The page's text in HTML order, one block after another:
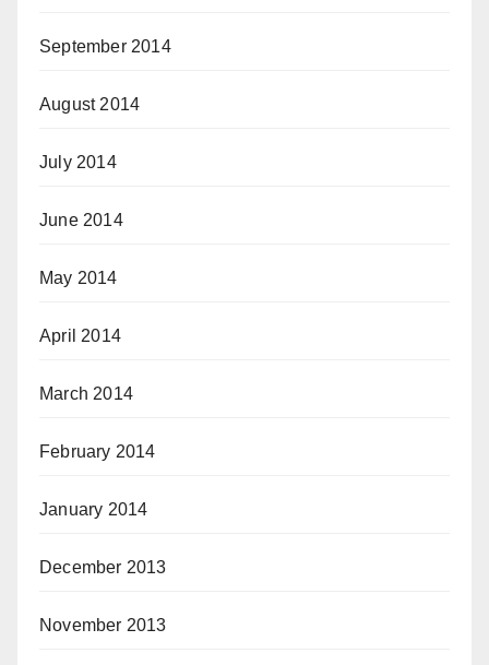
September 2014
August 2014
July 2014
June 2014
May 2014
April 2014
March 2014
February 2014
January 2014
December 2013
November 2013